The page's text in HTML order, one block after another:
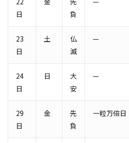
日
負
23
日
土
仏
滅
—
24
日
日
大
安
—
29
日
金
先
負
一粒万倍日